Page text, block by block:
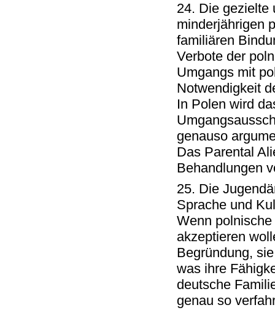
24. Die gezielte
minderjährigen
familiären
Verbote der
Umgangs mit
Notwendigkeit
In Polen wird
genauso
Das Parental
Behandlungen
25. Die
Sprache und
Wenn
akzeptieren
Begründung,
was ihre
deutsche
genau so